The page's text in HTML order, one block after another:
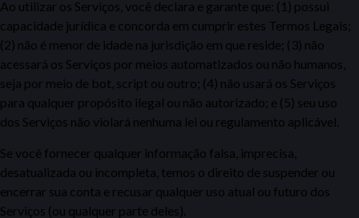
Ao utilizar os Serviços, você declara e garante que: (1) possui
capacidade jurídica e concorda em cumprir estes Termos Legais;
(2) não é menor de idade na jurisdição em que reside; (3) não
acessará os Serviços por meios automatizados ou não humanos,
seja por meio de bot, script ou outro; (4) não usará os Serviços
para qualquer propósito ilegal ou não autorizado; e (5) seu uso
dos Serviços não violará nenhuma lei ou regulamento aplicável.
Se você fornecer qualquer informação falsa, imprecisa,
desatualizada ou incompleta, temos o direito de suspender ou
encerrar sua conta e recusar qualquer uso atual ou futuro dos
Serviços (ou qualquer parte deles).